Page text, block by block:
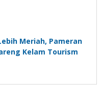
Meriah, Pameran
Kelam Tourism